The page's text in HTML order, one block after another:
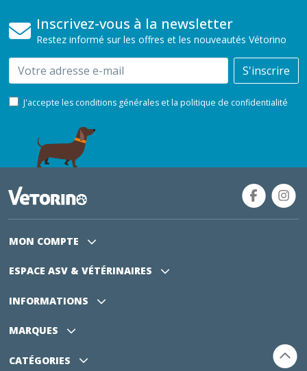
Inscrivez-vous à la newsletter
Restez informé sur les offres et les nouveautés Vétorino
Email S'inscrire
J'accepte les conditions générales et la politique de confidentialité
MON COMPTE
ESPACE ASV & VÉTÉRINAIRES
INFORMATIONS
MARQUES
CATÉGORIES